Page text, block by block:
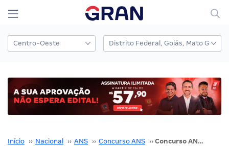
Início ›› Nacional ›› ANS ›› Concurso ANS ›› Concurso ANS autoriza vagas para o CNU 2025! Confira